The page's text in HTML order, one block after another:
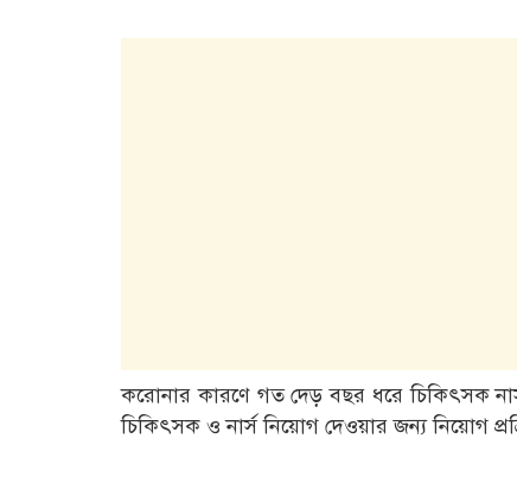
করোনার কারণে গত দেড় বছর ধরে চিকিৎসক
চিকিৎসক ও নার্স নিয়োগ দেওয়ার জন্য নিয়োগ